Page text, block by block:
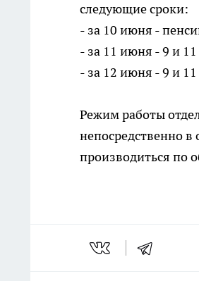
следующие сроки:
- за 10 июня -
- за 11 июня - 9 и
- за 12 июня - 9 и
Режим работы
непосредственно
производиться по